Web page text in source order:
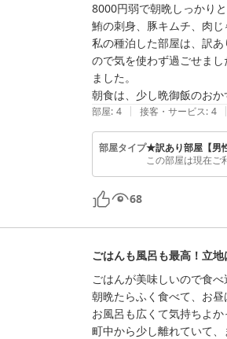
8000円弱で朝晩しっかり
鮪の刺身、豚キムチ、肉
私の種泊した部屋は、訳
ので気を使わず過ごせま
ました。
朝食は、少し晩御飯のお
部屋: 4 | 接客・サービス: 4 |
部屋タイプ★訳あり部屋【男
この部屋は現在ご
68
ごはんも風呂も最高！立
ごはんが美味しいので食
朝晩たらふく食べて、お昼
お風呂も広くて気持ちよか
町中から少し離れていて